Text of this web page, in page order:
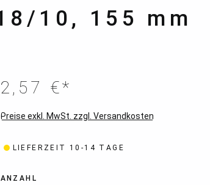
10, 155 mm
2,57 €*
Preise exkl. MwSt. zzgl. Versandkosten
LIEFERZEIT 10-14 TAGE
ANZAHL